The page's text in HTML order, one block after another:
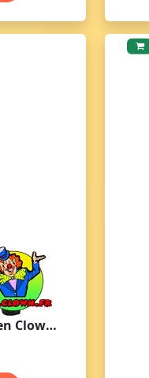
Déguisement d'Harley Queen Clown dorée